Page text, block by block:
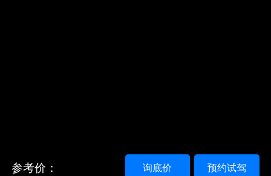
参考价： 预约试驾
询底价